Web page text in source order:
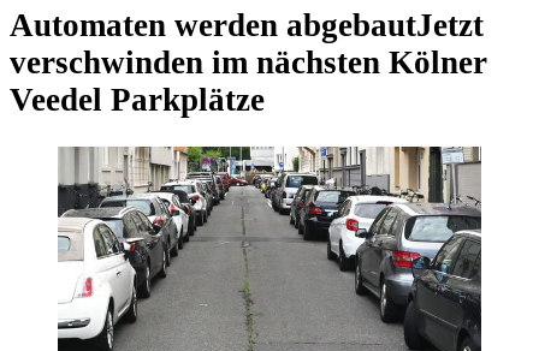
Automaten werden abgebautJetzt
verschwinden im nächsten Kölner
Veedel Parkplätze